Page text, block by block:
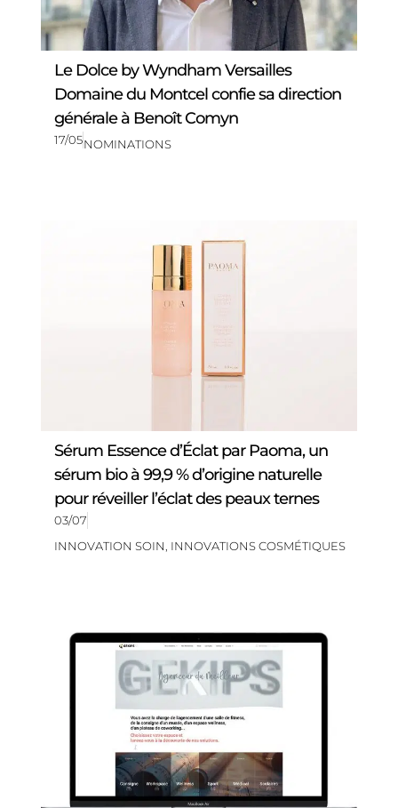
Le Dolce by Wyndham Versailles
Domaine du Montcel confie sa direction
générale à Benoît Comyn
17/05NOMINATIONS
Sérum Essence d’Éclat par Paoma, un
sérum bio à 99,9 % d’origine naturelle
pour réveiller l’éclat des peaux ternes
03/07
INNOVATION SOIN INNOVATIONS COSMÉTIQUES